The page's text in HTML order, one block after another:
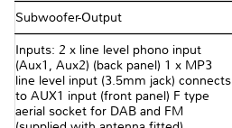
Subwoofer-Output
Inputs: 2 x line level phono input
(Aux1, Aux2) (back panel) 1 x MP3
line level input (3.5mm jack) connects
to AUX1 input (front panel) F type
aerial socket for DAB and FM